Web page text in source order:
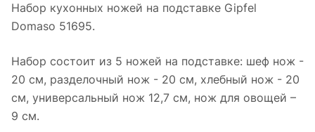
Набор кухонных ножей на подставке Gipfel
Domaso 51695.
Набор состоит из 5 ножей на подставке: шеф нож -
20 см, разделочный нож - 20 см, хлебный нож - 20
см, универсальный нож 12,7 см, нож для овощей –
9 см.